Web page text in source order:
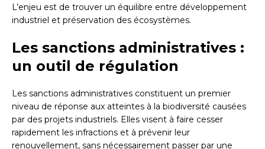
L’enjeu est de trouver un équilibre entre développement
industriel et préservation des écosystèmes.
Les sanctions administratives :
un outil de régulation
Les sanctions administratives constituent un premier
niveau de réponse aux atteintes à la biodiversité causées
par des projets industriels. Elles visent à faire cesser
rapidement les infractions et à prévenir leur
renouvellement, sans nécessairement passer par une